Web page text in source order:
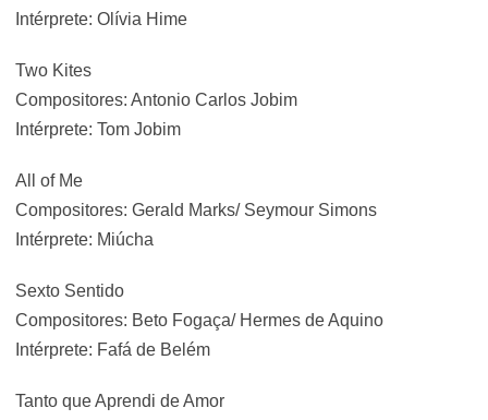
Intérprete: Olívia Hime
Two Kites
Compositores: Antonio Carlos Jobim
Intérprete: Tom Jobim
All of Me
Compositores: Gerald Marks/ Seymour Simons
Intérprete: Miúcha
Sexto Sentido
Compositores: Beto Fogaça/ Hermes de Aquino
Intérprete: Fafá de Belém
Tanto que Aprendi de Amor